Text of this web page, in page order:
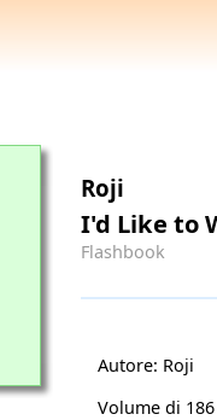
Roji
I'd Like to
Flashbook
Autore: Roji
Volume di